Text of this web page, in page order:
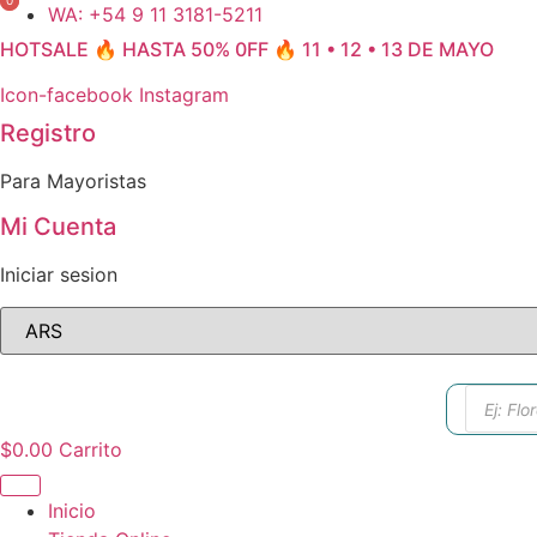
Ir
al
WA: +54 9 11 3181-5211
HOTSALE 🔥 HASTA 50% 0FF 🔥 11 • 12 • 13 DE MAYO
Icon-facebook Instagram
Registro
Para Mayoristas
Mi Cuenta
Iniciar sesion
de
$0.00 Carrito
Inicio